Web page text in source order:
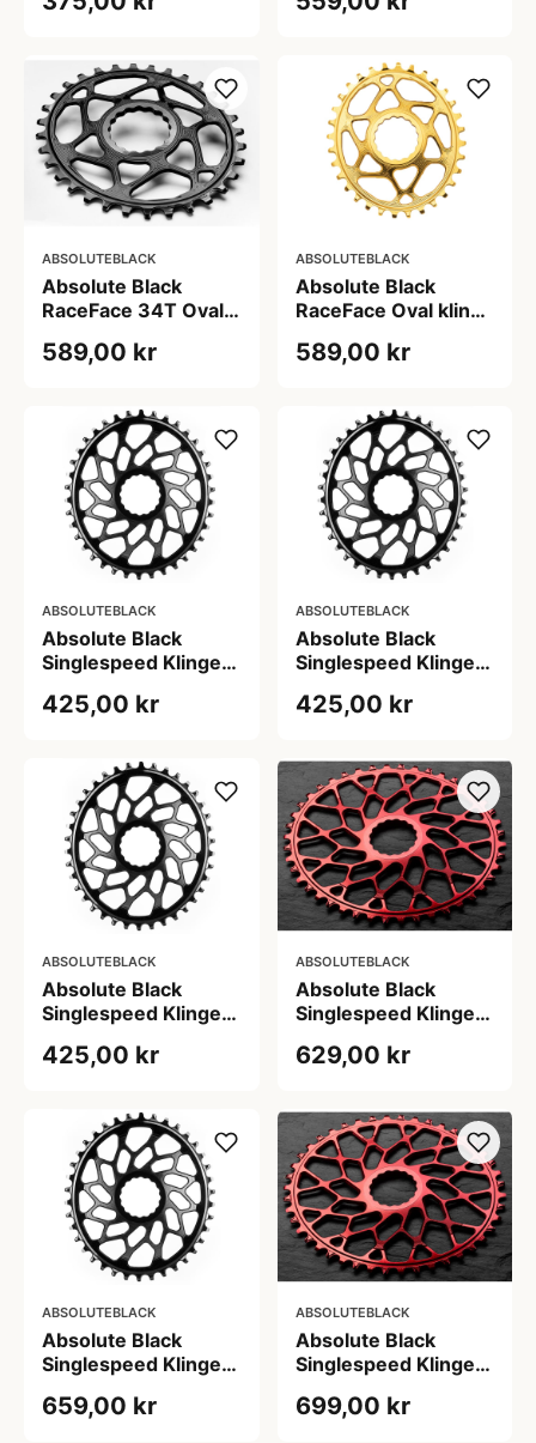
ABSOLUTEBLACK
Absolute Black
RaceFace 34T Oval
589,00 kr
ABSOLUTEBLACK
Absolute Black
RaceFace Oval klinge
589,00 kr
ABSOLUTEBLACK
Absolute Black
Singlespeed Klinge
Montering Sort
425,00 kr
ABSOLUTEBLACK
Absolute Black
Singlespeed Klinge
Montering Sort
425,00 kr
ABSOLUTEBLACK
Absolute Black
Singlespeed Klinge
Montering Sort
425,00 kr
ABSOLUTEBLACK
Absolute Black
Singlespeed Klinge
Montering Rød
629,00 kr
ABSOLUTEBLACK
Absolute Black
Singlespeed Klinge
Montering Sort
659,00 kr
ABSOLUTEBLACK
Absolute Black
Singlespeed Klinge
Montering Rød
699,00 kr